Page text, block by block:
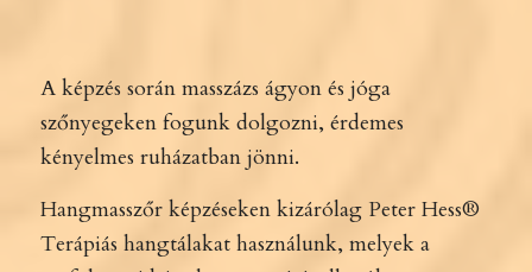
A képzés során masszázs ágyon és jóga
szőnyegeken fogunk dolgozni, érdemes
kényelmes ruházatban jönni.
Hangmasszőr képzéseken kizárólag Peter Hess®
Terápiás hangtálakat használunk, melyek a